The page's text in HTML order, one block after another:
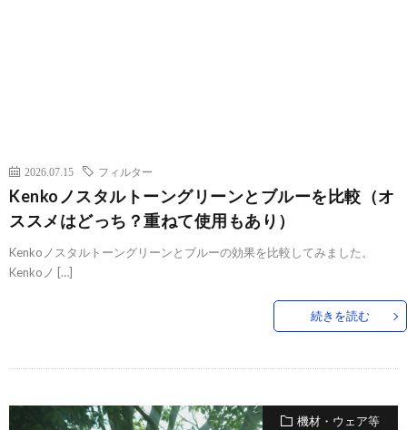
2026.07.15 フィルター
Kenkoノスタルトーングリーンとブルーを比較（オ
ススメはどっち？重ねて使用もあり）
Kenkoノスタルトーングリーンとブルーの効果を比較してみました。
Kenkoノ […]
続きを読む
機材・ウェア等